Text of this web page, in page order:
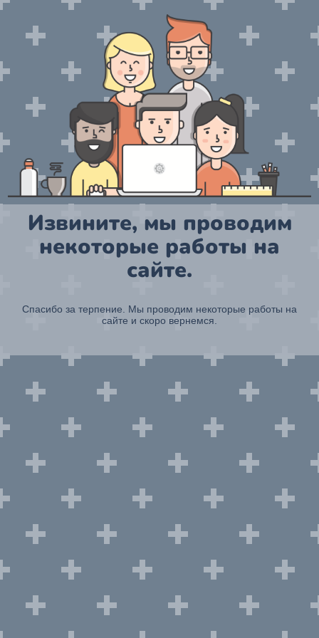
Извините, мы проводим
некоторые работы на
сайте.
Спасибо за терпение. Мы проводим некоторые работы на
сайте и скоро вернемся.